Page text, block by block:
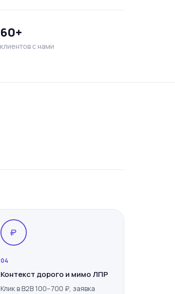
60+
клиентов с нами
04
Контекст дорого и мимо ЛПР
Клик в B2B 100–700 ₽, заявка